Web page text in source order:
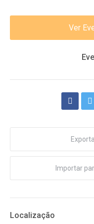
Ver
Importar
Localização